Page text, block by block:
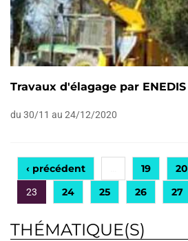
Travaux d'élagage par ENEDIS
du 30/11 au 24/12/2020
‹ précédent 19 20
23 24 25 26 27
THÉMATIQUE(S)